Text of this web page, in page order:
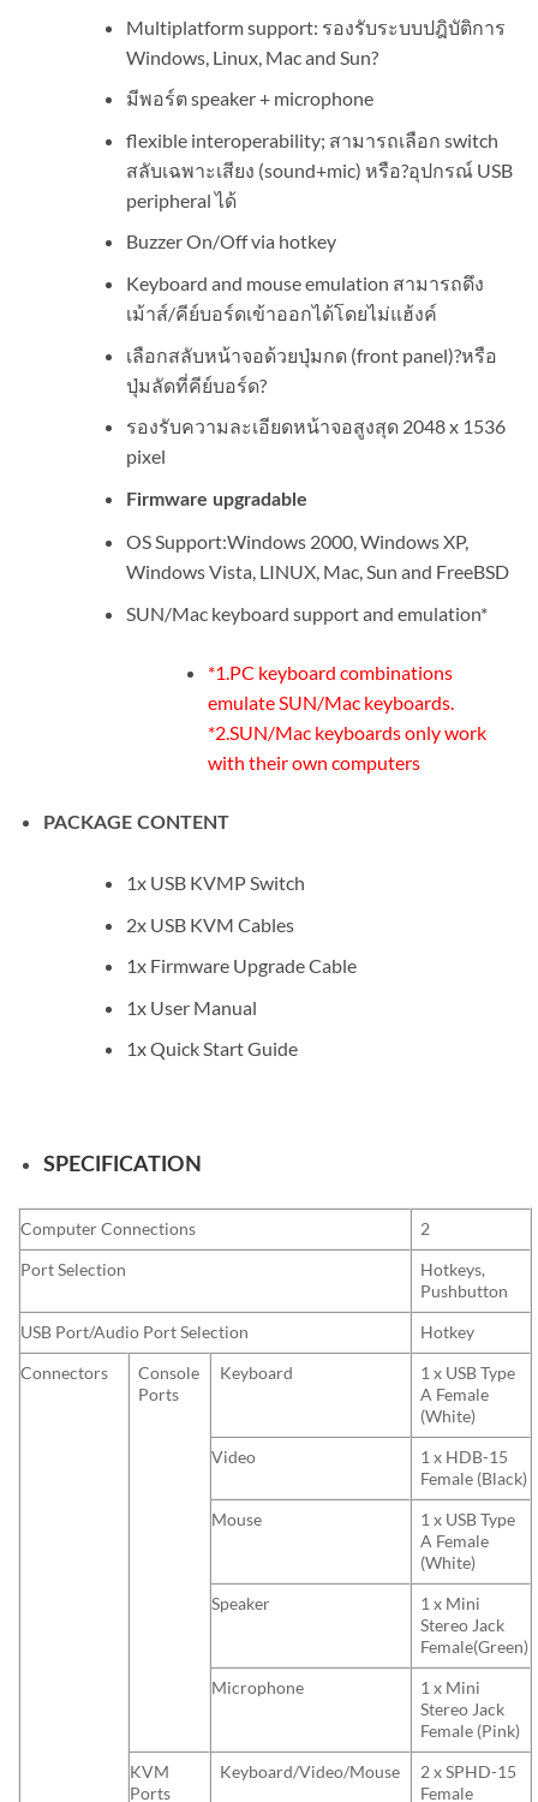
Multiplatform support: รองรับระบบปฎิบัติการ
Windows, Linux, Mac and Sun?
มีพอร์ต speaker + microphone
flexible interoperability; สามารถเลือก switch
สลับเฉพาะเสียง (sound+mic) หรือ?อุปกรณ์ USB
peripheral ได้
Buzzer On/Off via hotkey
Keyboard and mouse emulation สามารถดึง
เม้าส์/คีย์บอร์ดเข้าออกได้โดยไม่แฮ้งค์
เลือกสลับหน้าจอด้วยปุ่มกด (front panel)?หรือ
ปุ่มลัดที่คีย์บอร์ด?
รองรับความละเอียดหน้าจอสูงสุด 2048 x 1536
pixel
Firmware upgradable
OS Support:Windows 2000, Windows XP,
Windows Vista, LINUX, Mac, Sun and FreeBSD
SUN/Mac keyboard support and emulation*
*1.PC keyboard combinations
emulate SUN/Mac keyboards.
*2.SUN/Mac keyboards only work
with their own computers
PACKAGE CONTENT
1x USB KVMP Switch
2x USB KVM Cables
1x Firmware Upgrade Cable
1x User Manual
1x Quick Start Guide
SPECIFICATION
Computer Connections
2
Port Selection
Hotkeys,
Pushbutton
USB Port/Audio Port Selection
Hotkey
Connectors
Console
Ports
Keyboard
1 x USB Type
A Female
(White)
Video
1 x HDB-15
Female (Black)
Mouse
1 x USB Type
A Female
(White)
Speaker
1 x Mini
Stereo Jack
Female(Green)
Microphone
1 x Mini
Stereo Jack
Female (Pink)
KVM
Ports
Keyboard/Video/Mouse
2 x SPHD-15
Female